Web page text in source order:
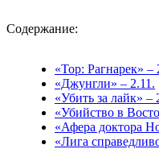
Содержание:
«Тор: Рагнарек» –
«Джунгли» – 2.11.
«Убить за лайк» –
«Убийство в
«Афера доктора
«Лига